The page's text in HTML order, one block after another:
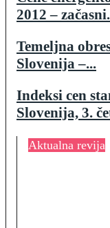
2012 –
Temeljna
Slovenija –...
Indeksi cen
Slovenija, 3.
Aktualna revija